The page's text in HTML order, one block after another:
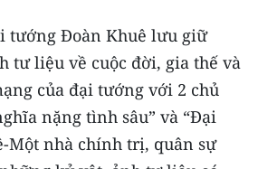
núi phía Bắc
tướng Đoàn Khuê lưu giữ
tư liệu về cuộc đời, gia thế và
của đại tướng với 2 chủ
nặng tình sâu” và “Đại
Một nhà chính trị, quân sự